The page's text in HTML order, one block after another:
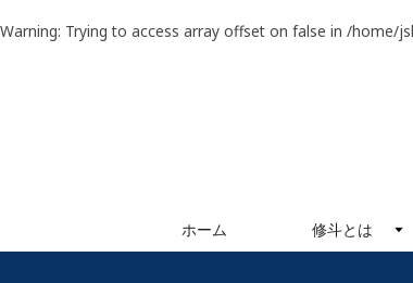
Warning: Trying to access array offset on false in /home/
ホーム 修斗とは